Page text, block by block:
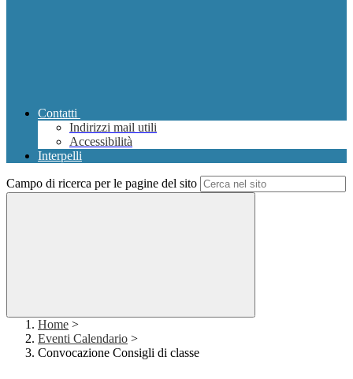
Contatti
Indirizzi mail utili
Accessibilità
Interpelli
Campo di ricerca per le pagine del sito
Home >
Eventi Calendario >
Convocazione Consigli di classe